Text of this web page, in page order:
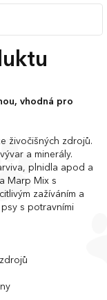
vhodná pro
živočišných zdrojů.
a minerály.
plnidla apod a
Marp Mix s
zažíváním a
s potravními